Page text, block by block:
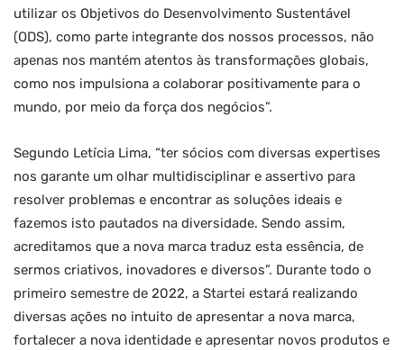
utilizar os Objetivos do Desenvolvimento Sustentável
(ODS), como parte integrante dos nossos processos, não
apenas nos mantém atentos às transformações globais,
como nos impulsiona a colaborar positivamente para o
mundo, por meio da força dos negócios”.
Segundo Letícia Lima, “ter sócios com diversas expertises
nos garante um olhar multidisciplinar e assertivo para
resolver problemas e encontrar as soluções ideais e
fazemos isto pautados na diversidade. Sendo assim,
acreditamos que a nova marca traduz esta essência, de
sermos criativos, inovadores e diversos”. Durante todo o
primeiro semestre de 2022, a Startei estará realizando
diversas ações no intuito de apresentar a nova marca,
fortalecer a nova identidade e apresentar novos produtos e